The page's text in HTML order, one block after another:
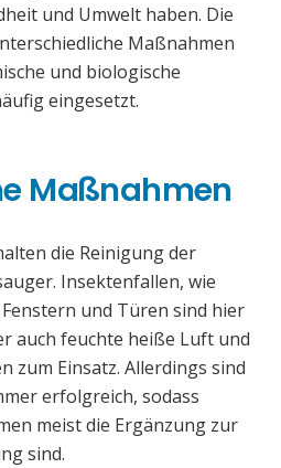
und Umwelt haben. Die
Maßnahmen
und biologische
eingesetzt.
Maßnahmen
die Reinigung der
Insektenfallen, wie
und Türen sind hier
auch feuchte heiße Luft und
zum Einsatz. Allerdings sind
erfolgreich, sodass
meist die Ergänzung zur
sind.